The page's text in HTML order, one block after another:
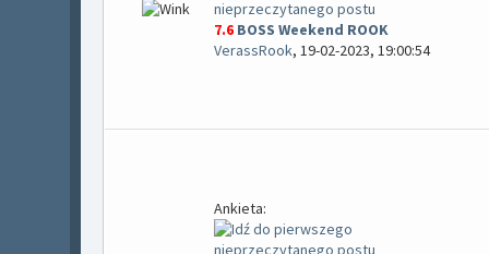
7.6 BOSS Weekend ROOK
VerassRook, 19-02-2023, 19:00:54
Ankieta: